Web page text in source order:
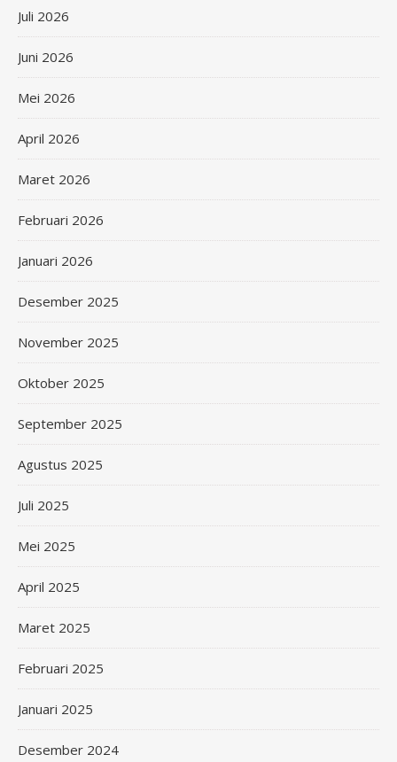
Juli 2026
Juni 2026
Mei 2026
April 2026
Maret 2026
Februari 2026
Januari 2026
Desember 2025
November 2025
Oktober 2025
September 2025
Agustus 2025
Juli 2025
Mei 2025
April 2025
Maret 2025
Februari 2025
Januari 2025
Desember 2024